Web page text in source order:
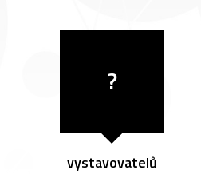
?
vystavovatelů